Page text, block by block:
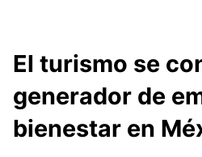
El turismo se
generador de
bienestar en